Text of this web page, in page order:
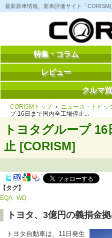
コ
ン
へ
最新新車情報、新車評価サイト「
特集・コラム
レビュー
クルマ
CORISMトップ＞ ニュース・トピッ
プ 16日まで国内全工場停止...
トヨタグループ
止 [CORISM]
【タグ】
EQA WD
トヨタ、3億円の義捐金
トヨタ自動車は、11日発生